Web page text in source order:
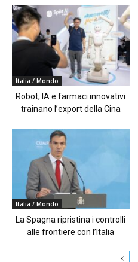
Italia / Mondo
Robot, IA e farmaci innovativi
trainano l’export della Cina
Italia / Mondo
La Spagna ripristina i controlli
alle frontiere con l’Italia